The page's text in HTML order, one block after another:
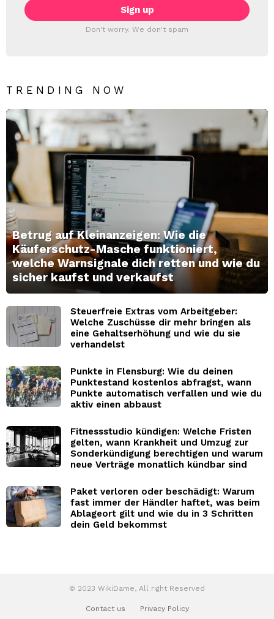
Don't worry. We don't spam
TRENDING NOW
Betrug auf Kleinanzeigen: Wie die
Käuferschutz-Masche funktioniert,
welche Warnsignale dich retten und wie du
sicher kaufst und verkaufst
Steuerfreie Extras vom Arbeitgeber:
Welche Zuschüsse dir mehr bringen als
eine Gehaltserhöhung und wie du sie
verhandelst
Punkte in Flensburg: Wie du deinen
Punktestand kostenlos abfragst, wann
Punkte automatisch verfallen und wie du
aktiv einen abbaust
Fitnessstudio kündigen: Welche Fristen
gelten, wann Krankheit und Umzug zur
Sonderkündigung berechtigen und warum
neue Verträge monatlich kündbar sind
Paket verloren oder beschädigt: Warum
fast immer der Händler haftet, was beim
Ablageort gilt und wie du in 3 Schritten
dein Geld bekommst
© 2023 WikiDame, All right Reserved
Contact us Privacy Policy